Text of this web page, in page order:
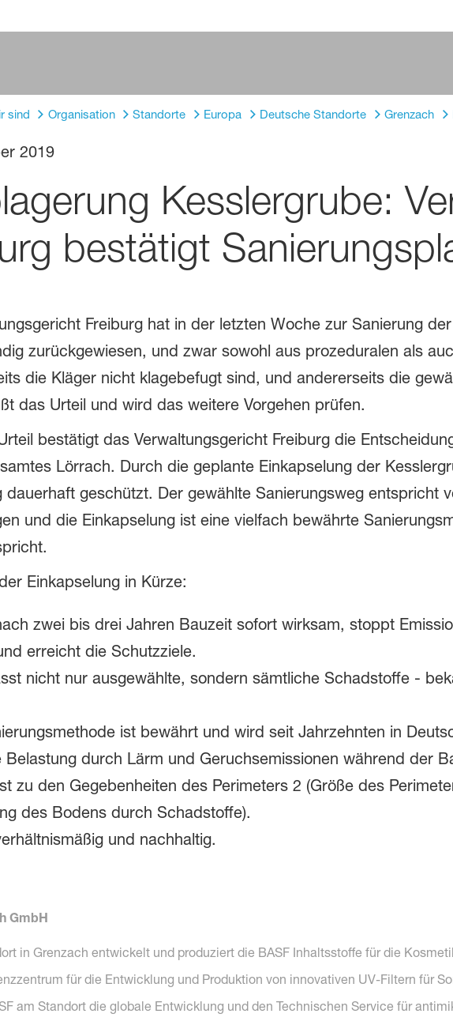
sind Organisation Standorte Europa Deutsche Standorte Grenzach
2019
Kesslergrube:
bestätigt
Freiburg hat in der letzten Woche zur Sanierung
zurückgewiesen, und zwar sowohl aus prozeduralen als
die Kläger nicht klagebefugt sind, und andererseits die
das Urteil und wird das weitere Vorgehen prüfen.
bestätigt das Verwaltungsgericht Freiburg die
Lörrach. Durch die geplante Einkapselung der
dauerhaft geschützt. Der gewählte Sanierungsweg entspricht
und die Einkapselung ist eine vielfach bewährte
Einkapselung in Kürze:
zwei bis drei Jahren Bauzeit sofort wirksam, stoppt
erreicht die Schutzziele.
nicht nur ausgewählte, sondern sämtliche Schadstoffe -
ist bewährt und wird seit Jahrzehnten in
Belastung durch Lärm und Geruchsemissionen während der
zu den Gegebenheiten des Perimeters 2 (Größe des
des Bodens durch Schadstoffe).
und nachhaltig.
GmbH
in Grenzach entwickelt und produziert die BASF Inhaltsstoffe für die
für die Entwicklung und Produktion von innovativen UV-Filtern für
am Standort die globale Entwicklung und den Technischen Service für